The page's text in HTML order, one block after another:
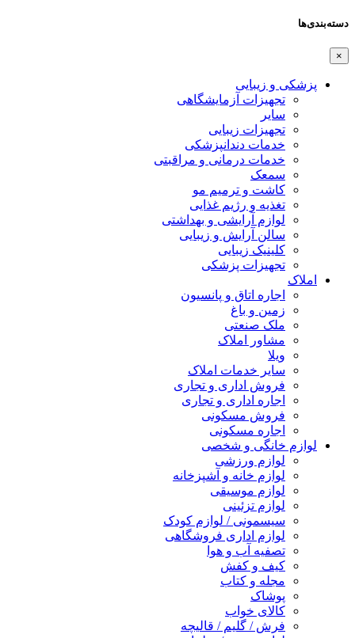
دسته‌بندی‌ها
×
پزشکی و زیبایی
تجهیزات آزمایشگاهی
سایر
تجهیزات زیبایی
خدمات دندانپزشکی
خدمات درمانی و مراقبتی
سمعک
کاشت و ترمیم مو
تغذیه و رژیم غذایی
لوازم آرایشی و بهداشتی
سالن آرایش و زیبایی
کلینیک زیبایی
تجهیزات پزشکی
املاک
اجاره اتاق و پانسیون
زمین و باغ
ملک صنعتی
مشاور املاک
ویلا
سایر خدمات املاک
فروش اداری و تجاری
اجاره اداری و تجاری
فروش مسکونی
اجاره مسکونی
لوازم خانگی و شخصی
لوازم ورزشی
لوازم خانه و آشپزخانه
لوازم موسیقی
لوازم تزئینی
سیسمونی / لوازم کودک
لوازم اداری فروشگاهی
تصفیه آب و هوا
کیف و کفش
مجله و کتاب
پوشاک
کالای خواب
فرش / گلیم / قالیچه